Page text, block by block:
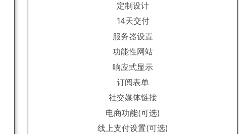
定制设计
14天交付
服务器设置
功能性网站
响应式显示
订阅表单
社交媒体链接
电商功能(可选)
线上支付设置(可选)